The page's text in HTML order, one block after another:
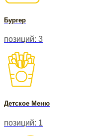
Бургер
позиций: 3
Детское Меню
позиций: 1